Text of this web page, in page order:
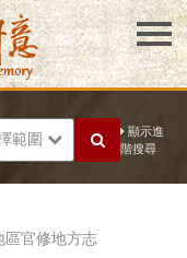
範圍
顯示進
階搜尋
區官修地方志